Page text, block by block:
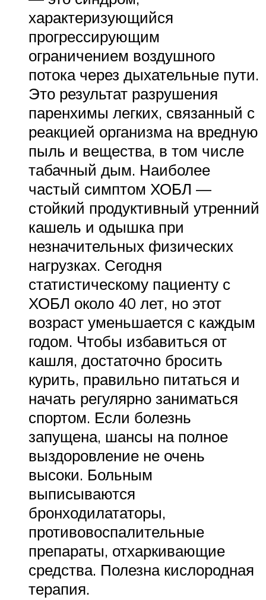
характеризующийся
прогрессирующим
ограничением воздушного
потока через дыхательные пути.
Это результат разрушения
паренхимы легких, связанный с
реакцией организма на вредную
пыль и вещества, в том числе
табачный дым. Наиболее
частый симптом ХОБЛ —
стойкий продуктивный утренний
кашель и одышка при
незначительных физических
нагрузках. Сегодня
статистическому пациенту с
ХОБЛ около 40 лет, но этот
возраст уменьшается с каждым
годом. Чтобы избавиться от
кашля, достаточно бросить
курить, правильно питаться и
начать регулярно заниматься
спортом. Если болезнь
запущена, шансы на полное
выздоровление не очень
высоки. Больным
выписываются
бронходилататоры,
противовоспалительные
препараты, отхаркивающие
средства. Полезна кислородная
терапия.